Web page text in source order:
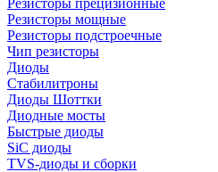
Резисторы прецизионные
Резисторы мощные
Резисторы подстроечные
Чип резисторы
Диоды
Стабилитроны
Диоды Шоттки
Диодные мосты
Быстрые диоды
SiC диоды
TVS-диоды и сборки